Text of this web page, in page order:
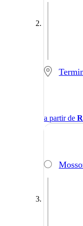
a partir de